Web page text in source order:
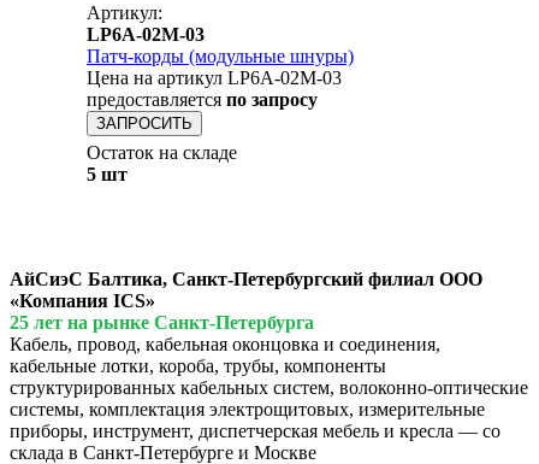
Артикул:
LP6A-02M-03
Патч-корды (модульные шнуры)
Цена на артикул LP6A-02M-03
предоставляется по запросу
ЗАПРОСИТЬ
Остаток на складе
5 шт
АйСиэС Балтика, Санкт-Петербургский филиал ООО
«Компания ICS»
25 лет на рынке Санкт-Петербурга
Кабель, провод, кабельная оконцовка и соединения,
кабельные лотки, короба, трубы, компоненты
структурированных кабельных систем, волоконно-оптические
системы, комплектация электрощитовых, измерительные
приборы, инструмент, диспетчерская мебель и кресла — со
склада в Санкт-Петербурге и Москве